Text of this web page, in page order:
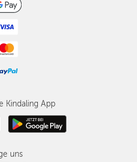
Kindaling App
uns